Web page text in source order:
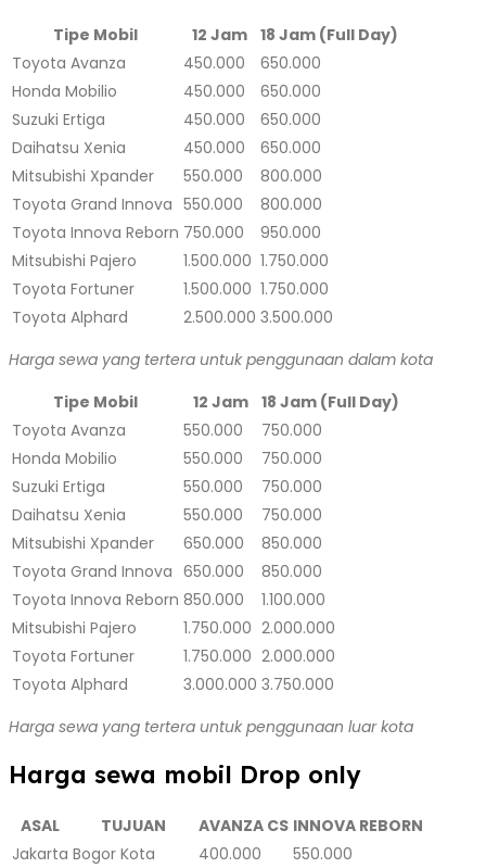
Tipe Mobil 12 Jam 18 Jam (Full Day)
Toyota Avanza
450.000
650.000
Honda Mobilio
450.000
650.000
Suzuki Ertiga
450.000
650.000
Daihatsu Xenia
450.000
650.000
Mitsubishi Xpander
550.000
800.000
Toyota Grand Innova 550.000
800.000
Toyota Innova Reborn 750.000
950.000
Mitsubishi Pajero
1.500.000 1.750.000
Toyota Fortuner
1.500.000 1.750.000
Toyota Alphard
2.500.000 3.500.000
Harga sewa yang tertera untuk penggunaan dalam kota
Tipe Mobil
12 Jam
18 Jam (Full Day)
Toyota Avanza
550.000
750.000
Honda Mobilio
550.000
750.000
Suzuki Ertiga
550.000
750.000
Daihatsu Xenia
550.000
750.000
Mitsubishi Xpander
650.000
850.000
Toyota Grand Innova 650.000
850.000
Toyota Innova Reborn 850.000
1.100.000
Mitsubishi Pajero
1.750.000 2.000.000
Toyota Fortuner
1.750.000 2.000.000
Toyota Alphard
3.000.000 3.750.000
Harga sewa yang tertera untuk penggunaan luar kota
Harga sewa mobil Drop only
ASAL TUJUAN AVANZA CS INNOVA REBORN
Jakarta Bogor Kota 400.000
550.000